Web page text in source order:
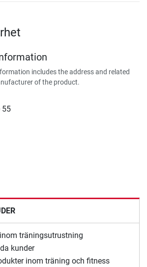
includes the address and related
of the product.
55
träningsutrustning
kunder
inom träning och fitness